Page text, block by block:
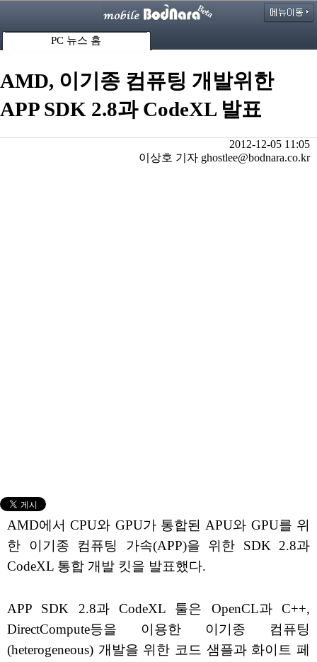
PC 뉴스 홈
AMD, 이기종 컴퓨팅 개발위한
APP SDK 2.8과 CodeXL 발표
2012-12-05 11:05
이상호 기자 ghostlee@bodnara.co.kr
AMD에서 CPU와 GPU가 통합된 APU와 GPU를 위
한 이기종 컴퓨팅 가속(APP)을 위한 SDK 2.8과
CodeXL 통합 개발 킷을 발표했다.
APP SDK 2.8과 CodeXL 툴은 OpenCL과 C++,
DirectCompute등을 이용한 이기종 컴퓨팅
(heterogeneous) 개발을 위한 코드 샘플과 화이트 페